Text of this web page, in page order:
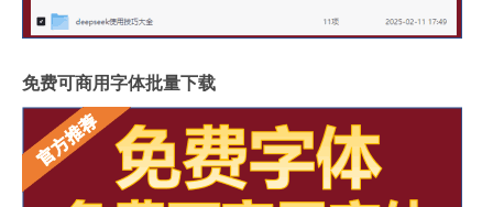
免费可商用字体批量下载